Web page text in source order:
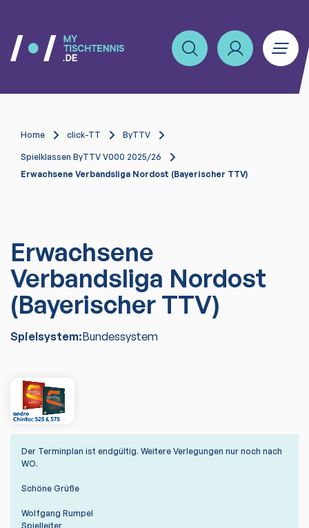
Home click-TT ByTTV
Spielklassen ByTTV V000 2025/26
Erwachsene Verbandsliga Nordost (Bayerischer TTV)
Erwachsene
Verbandsliga Nordost
(Bayerischer TTV)
Spielsystem:Bundessystem
Der Terminplan ist endgültig. Weitere Verlegungen nur noch nach
WO.
Schöne Grüße
Wolfgang Rumpel
Spielleiter